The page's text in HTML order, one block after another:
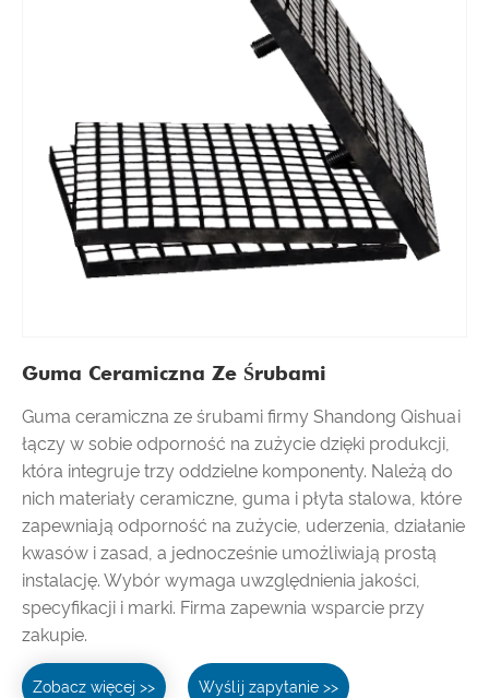
Guma Ceramiczna Ze Śrubami
Guma ceramiczna ze śrubami firmy Shandong Qishuai
łączy w sobie odporność na zużycie dzięki produkcji,
która integruje trzy oddzielne komponenty. Należą do
nich materiały ceramiczne, guma i płyta stalowa, które
zapewniają odporność na zużycie, uderzenia, działanie
kwasów i zasad, a jednocześnie umożliwiają prostą
instalację. Wybór wymaga uwzględnienia jakości,
specyfikacji i marki. Firma zapewnia wsparcie przy
zakupie.
Zobacz więcej >> Wyślij zapytanie >>